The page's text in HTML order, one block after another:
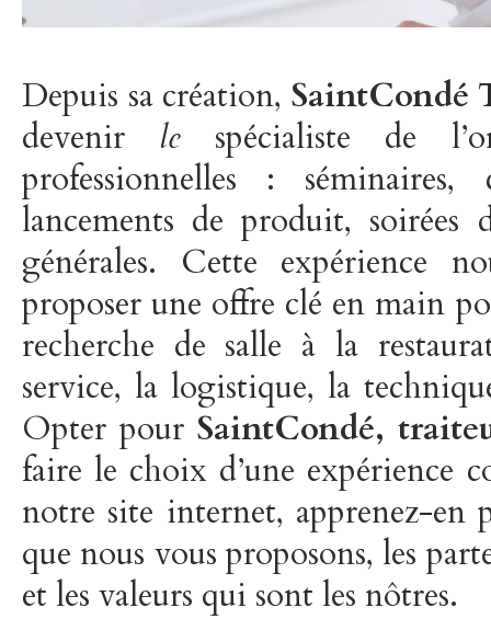
Depuis sa création, SaintCondé
devenir le spécialiste de
professionnelles : séminaires,
lancements de produit, soirées
générales. Cette expérience
proposer une offre clé en main
recherche de salle à la
service, la logistique, la
Opter pourSaintCondé,
faire le choix d’une expérience
notre site internet, apprenez-en
que nous vous proposons, les
et les valeurs qui sont les nôtres.